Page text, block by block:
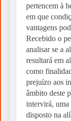
pertencem à
em que
vantagens
Recebido o
analisar se a
resultará em
como
prejuízo aos
âmbito deste
intervirá, uma
disposto na